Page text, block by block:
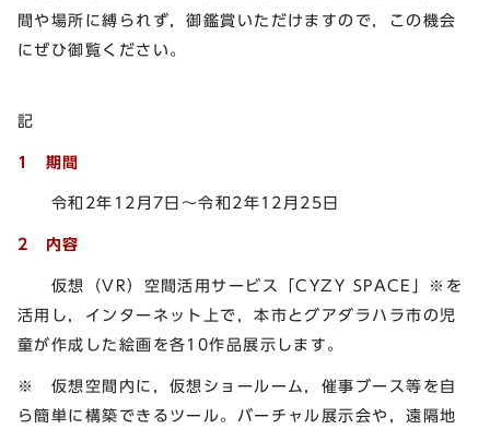
間や場所に縛られず，御鑑賞いただけますので，この機会
にぜひ御覧ください。
記
1 期間
令和2年12月7日～令和2年12月25日
2 内容
仮想（VR）空間活用サービス「CYZY SPACE」※を
活用し，インターネット上で，本市とグアダラハラ市の児
童が作成した絵画を各10作品展示します。
※ 仮想空間内に，仮想ショールーム，催事ブース等を自
ら簡単に構築できるツール。バーチャル展示会や，遠隔地